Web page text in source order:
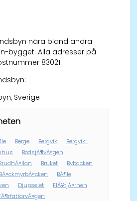
nära bland andra
bygget. Alla adresser på
83021.
Sverige
Berge Bergvik
Bergvik-
BodsjÃ¶vÃ¤gen
Bruket
Bybacken
BÃ¤ckmyrbÃ¤cken
BÃ¶le
Djupselet
FlÃ¥tjÃ¤rnen